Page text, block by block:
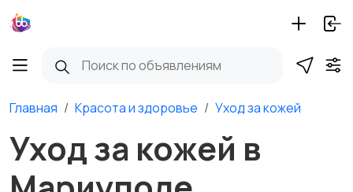
Главная Красота и здоровье Уход за кожей
Уход за кожей в